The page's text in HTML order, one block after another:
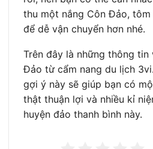
thu một nắng Côn Đảo,
để dễ vận chuyển hơn nhé.
Trên đây là những thông tin
Đảo từ cẩm nang du lịch
gợi ý này sẽ giúp bạn có
thật thuận lợi và nhiều kỉ
huyện đảo thanh bình này.